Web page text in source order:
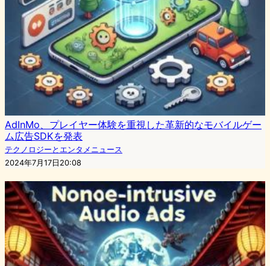
AdInMo、プレイヤー体験を重視した革新的なモバイルゲー
ム広告SDKを発表
テクノロジーとエンタメニュース
2024年7月17日20:08